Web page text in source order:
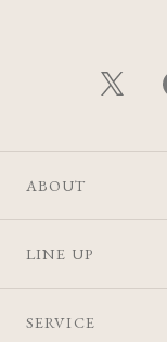
ABOUT
LINE UP
SERVICE